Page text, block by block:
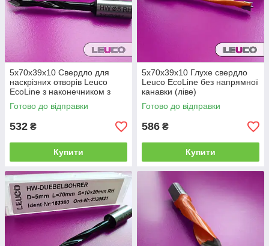
5x70x39x10 Свердло для
наскрізних отворів Leuco
EcoLine з наконечником з
твердого сплаву, (праве)
Готово до відправки
532 ₴
Купити
5x70x39x10 Глухе свердло
Leuco EcoLine без напрямної
канавки (ліве)
Готово до відправки
586 ₴
Купити